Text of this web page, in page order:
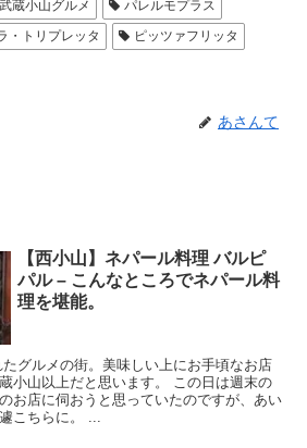
武蔵小山グルメ
パレルモプラス
・トリプレッタ
ピッツァフリッタ
あさんて
【西小山】ネパール料理 バルピ
パル – こんなところでネパール料
理を堪能。
グルメの街。美味しい上にお手頃なお店
小山以上だと思います。 この日は週末の
お店に伺おうと思っていたのですが、あい
こちらに。 ...